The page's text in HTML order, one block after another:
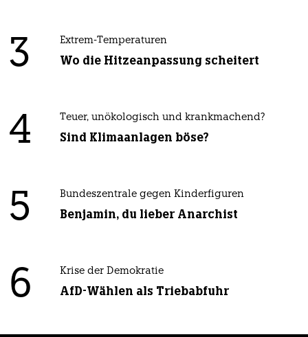
3 Extrem-Temperaturen
Wo die Hitzeanpassung scheitert
4 Teuer, unökologisch und krankmachend?
Sind Klimaanlagen böse?
5 Bundeszentrale gegen Kinderfiguren
Benjamin, du lieber Anarchist
6 Krise der Demokratie
AfD-Wählen als Triebabfuhr